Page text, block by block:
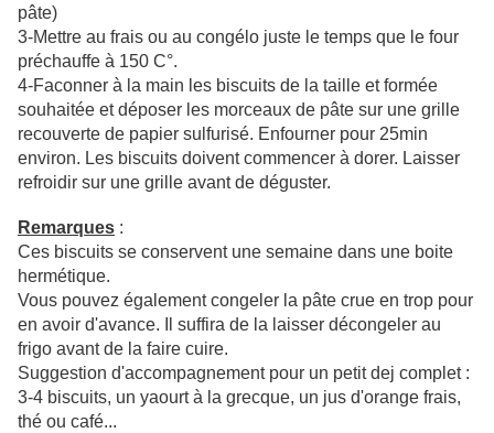
pâte)
3-Mettre au frais ou au congélo juste le temps que le four
préchauffe à 150 C°.
4-Faconner à la main les biscuits de la taille et formée
souhaitée et déposer les morceaux de pâte sur une grille
recouverte de papier sulfurisé. Enfourner pour 25min
environ. Les biscuits doivent commencer à dorer. Laisser
refroidir sur une grille avant de déguster.
Remarques :
Ces biscuits se conservent une semaine dans une boite
hermétique.
Vous pouvez également congeler la pâte crue en trop pour
en avoir d'avance. Il suffira de la laisser décongeler au
frigo avant de la faire cuire.
Suggestion d'accompagnement pour un petit dej complet :
3-4 biscuits, un yaourt à la grecque, un jus d'orange frais,
thé ou café...